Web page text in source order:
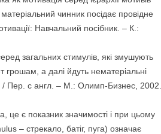
матеріальний чинник посідає провідне
Навчальний посібник. – К.:
загальних стимулів, які змушують
а далі йдуть нематеріальні
Пер. с англ. – М.: Олимп-Бизнес, 2002.
це є показник значимості і при цьому
– стрекало, батіг, пуга) означає